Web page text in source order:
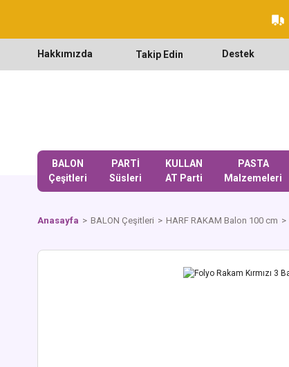
Hakkımızda Takip Edin Destek
BALON
Çeşitleri
PARTİ
Süsleri
KULLAN
AT Parti
PASTA
Malzemeleri
Anasayfa BALON Çeşitleri HARF RAKAM Balon 100 cm